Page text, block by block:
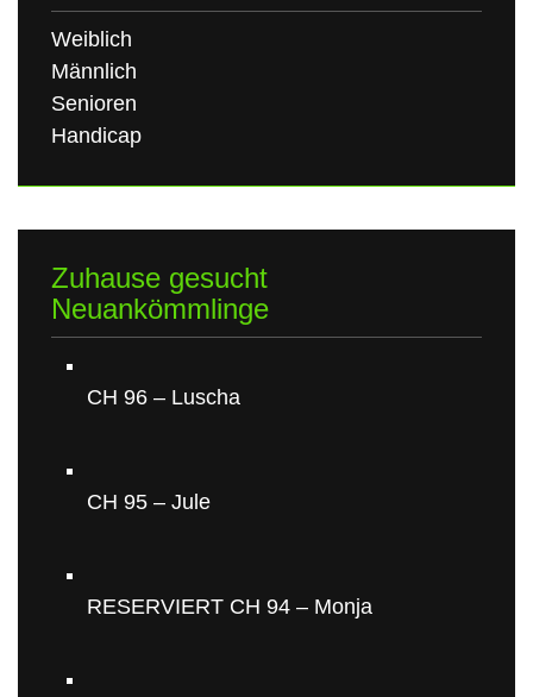
Weiblich
Männlich
Senioren
Handicap
Zuhause gesucht
Neuankömmlinge
CH 96 – Luscha
CH 95 – Jule
RESERVIERT CH 94 – Monja